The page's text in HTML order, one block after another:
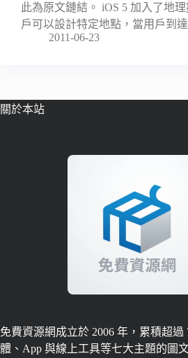
此為原文鏈結。 iOS 5 加入了地
戶可以設計特定地點，當用戶到
2011-06-23
關於本站
免費資源網成立於 2006 年，累積超過
體、App 與線上工具等七大主題的圖